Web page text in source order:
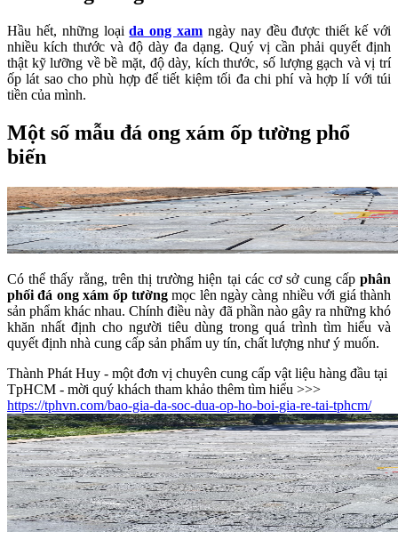
Hầu hết, những loạida ong xam ngày nay đều được thiết kế với
nhiều kích thước và độ dày đa dạng. Quý vị cần phải quyết định
thật kỹ lưỡng về bề mặt, độ dày, kích thước, số lượng gạch và vị trí
ốp lát sao cho phù hợp để tiết kiệm tối đa chi phí và hợp lí với túi
tiền của mình.
Một số mẫu đá ong xám ốp tường phổ
biến
Có thể thấy rằng, trên thị trường hiện tại các cơ sở cung cấp phân
phối đá ong xám ốp tườngmọc lên ngày càng nhiều với giá thành
sản phẩm khác nhau. Chính điều này đã phần nào gây ra những khó
khăn nhất định cho người tiêu dùng trong quá trình tìm hiểu và
quyết định nhà cung cấp sản phẩm uy tín, chất lượng như ý muốn.
Thành Phát Huy - một đơn vị chuyên cung cấp vật liệu hàng đầu tại
TpHCM - mời quý khách tham khảo thêm tìm hiểu >>>
https://tphvn.com/bao-gia-da-soc-dua-op-ho-boi-gia-re-tai-tphcm/